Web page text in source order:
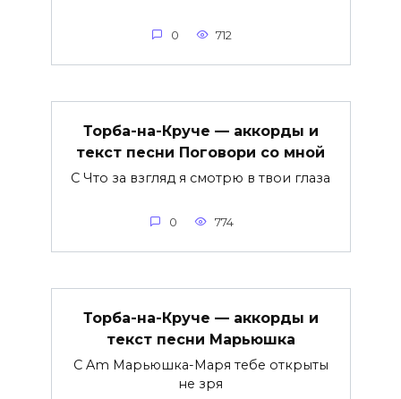
0 712
Торба-на-Круче — аккорды и
текст песни Поговори со мной
C Что за взгляд я смотрю в твои глаза
0 774
Торба-на-Круче — аккорды и
текст песни Марьюшка
C Am Марьюшка-Маря тебе открыты
не зря